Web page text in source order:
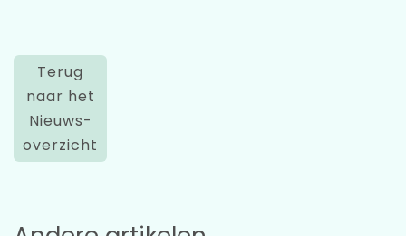
Terug
naar het
Nieuws-
overzicht